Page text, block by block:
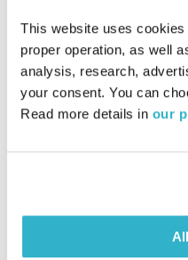
This website uses
proper operation, as well
analysis, research,
your consent. You can
Read more details in our
בן דוד
חדשה של שיחות